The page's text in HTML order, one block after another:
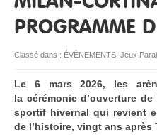
RESSOURCES
PROGRAMME
Classé dans : ÉVÈNEMENTS Jeux
Le 6 mars 2026, les
la cérémonie d’ouverture
sportif hivernal qui revient
de l’histoire, vingt ans après